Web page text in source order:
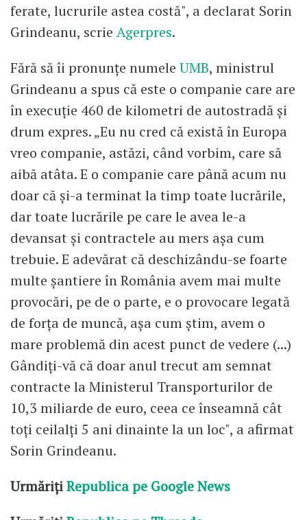
ferate, lucrurile astea costă", a declarat Sorin
Grindeanu, scrie Agerpres.
Fără să îi pronunțe numele UMB, ministrul
Grindeanu a spus că este o companie care are
în execuție 460 de kilometri de autostradă și
drum expres. „Eu nu cred că există în Europa
vreo companie, astăzi, când vorbim, care să
aibă atâta. E o companie care până acum nu
doar că şi-a terminat la timp toate lucrările,
dar toate lucrările pe care le avea le-a
devansat şi contractele au mers aşa cum
trebuie. E adevărat că deschizându-se foarte
multe şantiere în România avem mai multe
provocări, pe de o parte, e o provocare legată
de forţa de muncă, aşa cum ştim, avem o
mare problemă din acest punct de vedere (...)
Gândiţi-vă că doar anul trecut am semnat
contracte la Ministerul Transporturilor de
10,3 miliarde de euro, ceea ce înseamnă cât
toţi ceilalţi 5 ani dinainte la un loc", a afirmat
Sorin Grindeanu.
UrmărițiRepublica pe Google News